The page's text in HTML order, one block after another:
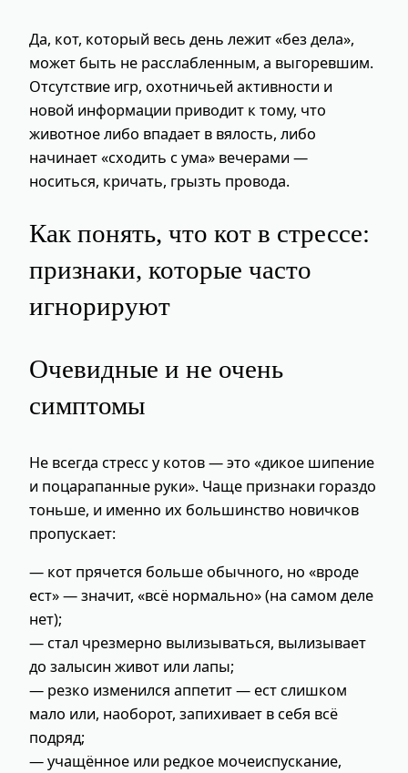
Да, кот, который весь день лежит «без дела»,
может быть не расслабленным, а выгоревшим.
Отсутствие игр, охотничьей активности и
новой информации приводит к тому, что
животное либо впадает в вялость, либо
начинает «сходить с ума» вечерами —
носиться, кричать, грызть провода.
Как понять, что кот в стрессе:
признаки, которые часто
игнорируют
Очевидные и не очень
симптомы
Не всегда стресс у котов — это «дикое шипение
и поцарапанные руки». Чаще признаки гораздо
тоньше, и именно их большинство новичков
пропускает:
— кот прячется больше обычного, но «вроде
ест» — значит, «всё нормально» (на самом деле
нет);
— стал чрезмерно вылизываться, вылизывает
до залысин живот или лапы;
— резко изменился аппетит — ест слишком
мало или, наоборот, запихивает в себя всё
подряд;
— учащённое или редкое мочеиспускание,